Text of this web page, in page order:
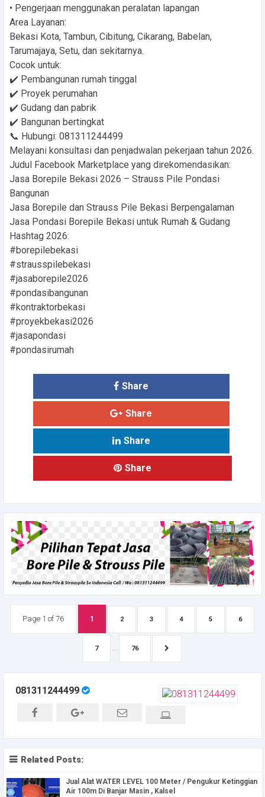
• Pengerjaan menggunakan peralatan lapangan
Area Layanan:
Bekasi Kota, Tambun, Cibitung, Cikarang, Babelan,
Tarumajaya, Setu, dan sekitarnya.
Cocok untuk:
✔️ Pembangunan rumah tinggal
✔️ Proyek perumahan
✔️ Gudang dan pabrik
✔️ Bangunan bertingkat
📞 Hubungi: 081311244499
Melayani konsultasi dan penjadwalan pekerjaan tahun 2026.
Judul Facebook Marketplace yang direkomendasikan:
Jasa Borepile Bekasi 2026 – Strauss Pile Pondasi
Bangunan
Jasa Borepile dan Strauss Pile Bekasi Berpengalaman
Jasa Pondasi Borepile Bekasi untuk Rumah & Gudang
Hashtag 2026:
#borepilebekasi
#strausspilebekasi
#jasaborepile2026
#pondasibangunan
#kontraktorbekasi
#proyekbekasi2026
#jasapondasi
#pondasirumah
Share
Share
Share
Share
Page 1 of 76 1 2 3 4 5 6
7 ... 76
081311244499
Related Posts:
Jual Alat WATER LEVEL 100 Meter / Pengukur Ketinggian
Air 100m Di Banjar Masin , Kalsel